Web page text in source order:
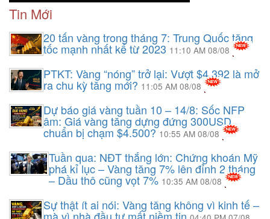
Tin Mới
20 tấn vàng trong tháng 7: Trung Quốc tăng
tốc mạnh nhất kể từ 2023 11:10 AM 08/08
PTKT: Vàng “nóng” trở lại: Vượt $4.392 là mở
ra chu kỳ tăng mới? 11:05 AM 08/08
Dự báo giá vàng tuần 10 – 14/8: Sốc NFP
âm: Giá vàng tăng dựng đứng 300USD,
chuẩn bị chạm $4.500?10:55 AM 08/08
Tuần qua: NĐT thắng lớn: Chứng khoán Mỹ
phá kỉ lục – Vàng tăng 7% lên đỉnh 2 tháng
– Dầu thô cũng vọt 7% 10:35 AM 08/08
Sự thật ít ai nói: Vàng tăng không vì kinh tế –